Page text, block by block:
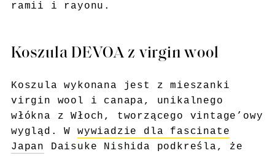
ramii i rayonu.
Koszula DEVOA z virgin wool
Koszula wykonana jest z mieszanki
virgin wool i canapa, unikalnego
włókna z Włoch, tworzącego vintage’owy
wygląd. W wywiadzie dla fascinate
Japan
Daisuke Nishida podkreśla, że